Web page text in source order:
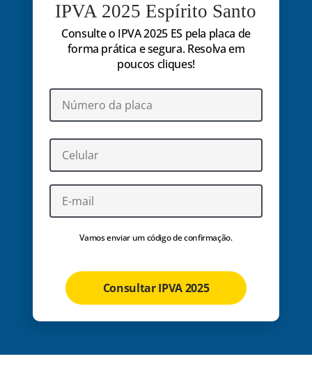
IPVA 2025 Espírito Santo
Consulte o IPVA 2025 ES pela placa de
forma prática e segura. Resolva em
poucos cliques!
Vamos enviar um código de confirmação.
Consultar IPVA 2025